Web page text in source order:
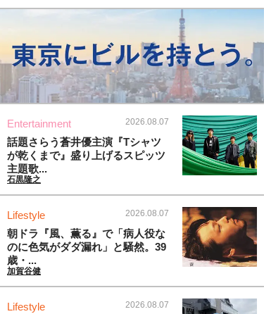
Entertainment 2026.08.07
話題さらう蒼井優主演『Tシャツ
が乾くまで』盛り上げるスピッツ
主題歌...
石黒隆之
Lifestyle 2026.08.07
朝ドラ『風、薫る』で「病人役な
のに色気がダダ漏れ」と騒然。39
歳・...
加賀谷健
Lifestyle 2026.08.07